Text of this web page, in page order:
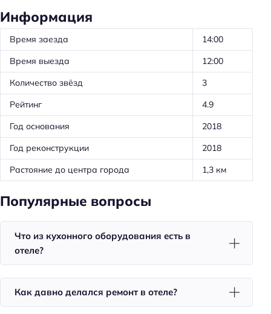
Оборудование для кухни: посуда
Трансфер: платный
Тип сейфа: у администратора
Тип сейфа: бесплатный
Тип сейфа: в номере
Удобства в номерах
Кухня/кухонный уголок в номере
Кондиционер в номере
Тапочки
Халат
Утюг
Информация
Время заезда
14:00
Время выезда
12:00
Количество звёзд
3
Рейтинг
4.9
Год основания
2018
Год реконструкции
2018
Растояние до центра города
1,3 км
Популярные вопросы
Что из кухонного оборудования есть в
отеле?
Как давно делался ремонт в отеле?